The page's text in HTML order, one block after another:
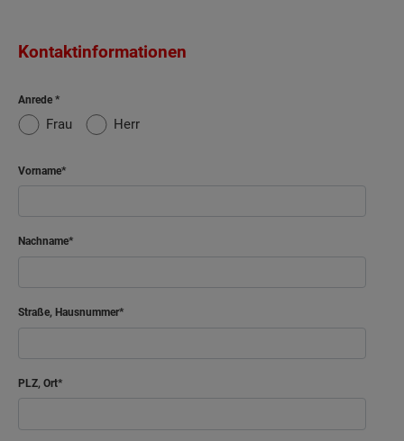
Kontaktinformationen
Anrede
Frau Herr
Vorname
Nachname
Straße, Hausnummer
PLZ, Ort